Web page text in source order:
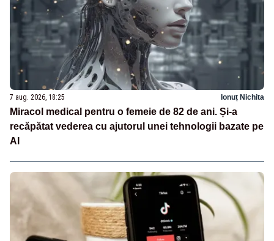
7 aug. 2026, 18:25 Ionuț Nichita
Miracol medical pentru o femeie de 82 de ani. Și-a
recăpătat vederea cu ajutorul unei tehnologii bazate pe
AI